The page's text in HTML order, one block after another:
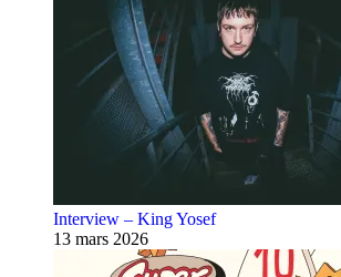
Interview – King Yosef
13 mars 2026